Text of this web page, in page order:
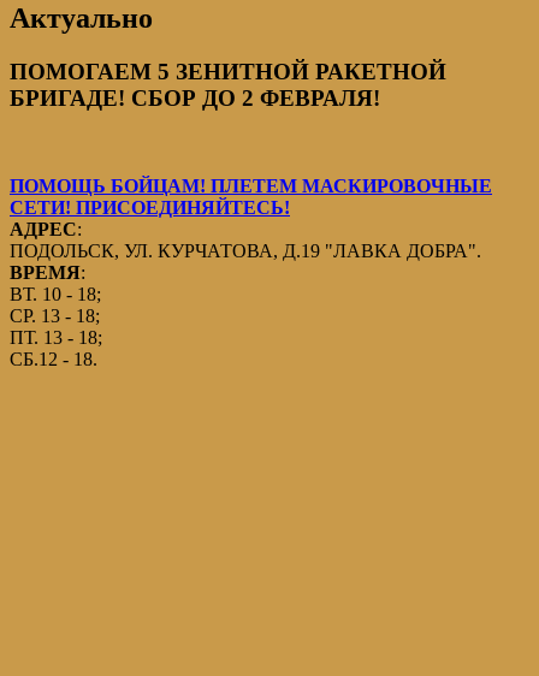
Актуально
ПОМОГАЕМ 5 ЗЕНИТНОЙ РАКЕТНОЙ
БРИГАДЕ! СБОР ДО 2 ФЕВРАЛЯ!
ПОМОЩЬ БОЙЦАМ! ПЛЕТЕМ МАСКИРОВОЧНЫЕ
СЕТИ! ПРИСОЕДИНЯЙТЕСЬ!
АДРЕС:
ПОДОЛЬСК, УЛ. КУРЧАТОВА, Д.19 "ЛАВКА ДОБРА".
ВРЕМЯ:
ВТ. 10 - 18;
СР. 13 - 18;
ПТ. 13 - 18;
СБ.12 - 18.